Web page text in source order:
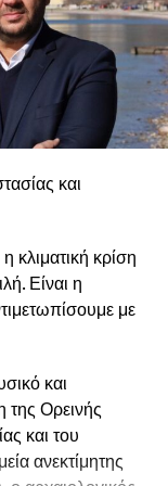
συναντώνται το
Morricone,
Leo Brouwer
δημιουργίες του
ταξίδι
Domeniconi,
από
στο ξεχωριστό
της
από την
και
κλιματική κρίση
Είναι η
με
και
της Ορεινής
και του
ανεκτίμητης